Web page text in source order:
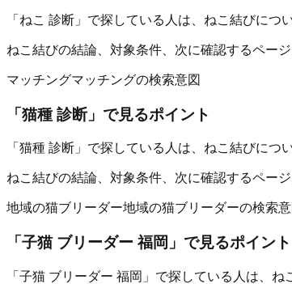
「ねこ 診断」で探している人は、ねこ結びに
ねこ結びの結論、対象条件、次に確認するペー
マッチングマッチングの検索意図
「猫種 診断」で見るポイント
「猫種 診断」で探している人は、ねこ結びに
ねこ結びの結論、対象条件、次に確認するペー
地域の猫ブリーダー地域の猫ブリーダーの検索意
「 子猫 ブリーダー 福岡 」で見るポイント
「子猫 ブリーダー 福岡」で探している人は、